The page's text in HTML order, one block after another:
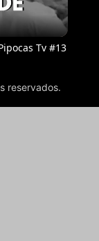
Tv #13
reservados.